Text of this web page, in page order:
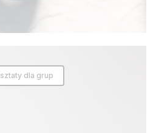
dla grup